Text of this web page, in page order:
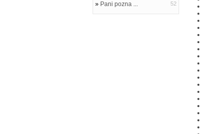
» Pani pozna ... 52